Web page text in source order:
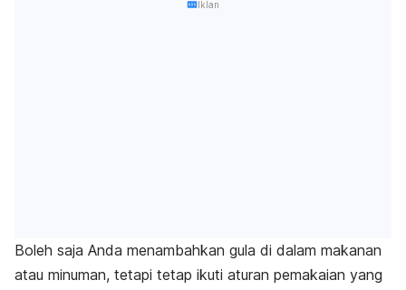
Iklan
Boleh saja Anda menambahkan gula di dalam makanan
atau minuman, tetapi tetap ikuti aturan pemakaian yang